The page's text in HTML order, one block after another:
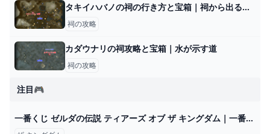
タキイハバノの祠の行き方と宝箱｜祠から出る方法
祠の攻略
カダウナリの祠攻略と宝箱｜水が示す道
祠の攻略
注目🎮
一番くじ ゼルダの伝説 ティアーズ オブ ザ キングダム｜一番くじ倶楽部｜BANDAI SPIRITS公式 一番くじ情報サイト